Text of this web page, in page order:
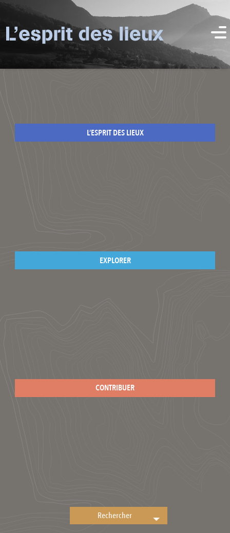
L’ESPRIT DES LIEUX
EXPLORER
CONTRIBUER